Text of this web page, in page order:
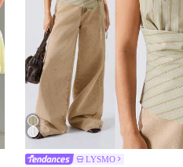
LYSMO